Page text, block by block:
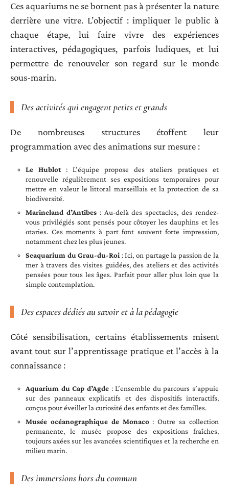
Ces aquariums ne se bornent pas à présenter la nature
derrière une vitre. L’objectif : impliquer le public à
chaque étape, lui faire vivre des expériences
interactives, pédagogiques, parfois ludiques, et lui
permettre de renouveler son regard sur le monde
sous-marin.
Des activités qui engagent petits et grands
De nombreuses structures étoffent leur
programmation avec des animations sur mesure :
Le Hublot: L’équipe propose des ateliers pratiques et
renouvelle régulièrement ses expositions temporaires pour
mettre en valeur le littoral marseillais et la protection de sa
biodiversité.
Marineland d’Antibes: Au-delà des spectacles, des rendez-
vous privilégiés sont pensés pour côtoyer les dauphins et les
otaries. Ces moments à part font souvent forte impression,
notamment chez les plus jeunes.
Seaquarium du Grau-du-Roi : Ici, on partage la passion de la
mer à travers des visites guidées, des ateliers et des activités
pensées pour tous les âges. Parfait pour aller plus loin que la
simple contemplation.
Des espaces dédiés au savoir et à la pédagogie
Côté sensibilisation, certains établissements misent
avant tout sur l’apprentissage pratique et l’accès à la
connaissance :
Aquarium du Cap d’Agde: L’ensemble du parcours s’appuie
sur des panneaux explicatifs et des dispositifs interactifs,
conçus pour éveiller la curiosité des enfants et des familles.
Musée océanographique de Monaco: Outre sa collection
permanente, le musée propose des expositions fraîches,
toujours axées sur les avancées scientifiques et la recherche en
milieu marin.
Des immersions hors du commun